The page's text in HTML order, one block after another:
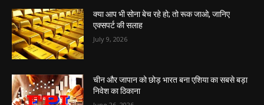
क्या आप भी सोना बेच रहे हो; तो रूक जाओ, जानिए
एक्सपर्ट की सलाह
July 9, 2026
चीन और जापान को छोड़ भारत बना एशिया का सबसे बड़ा
निवेश का ठिकाना